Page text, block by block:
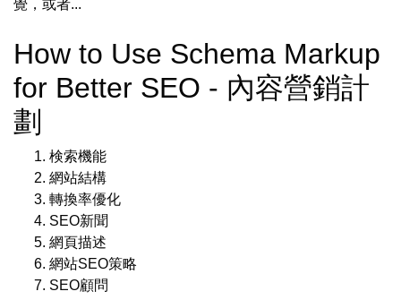
覺，或者...
How to Use Schema Markup
for Better SEO - 內容營銷計
劃
検索機能
網站結構
轉換率優化
SEO新聞
網頁描述
網站SEO策略
SEO顧問